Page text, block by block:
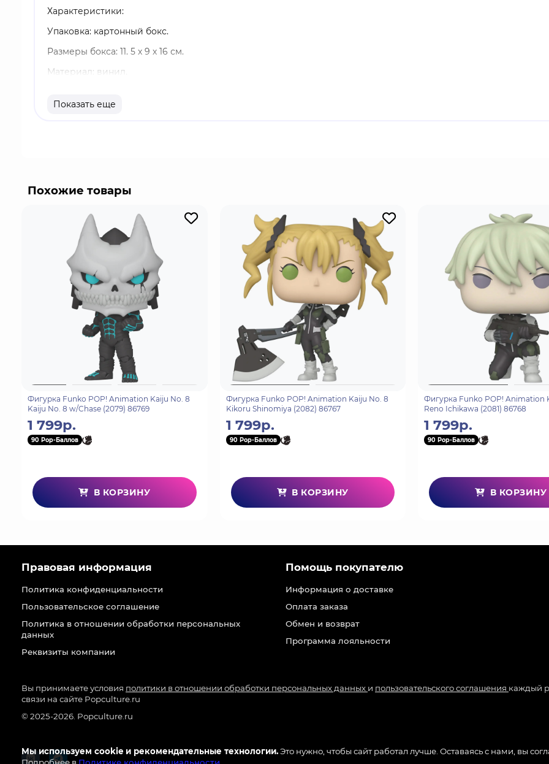
Характеристики:
Упаковка: картонный бокс.
Размеры бокса: 11. 5 х 9 х 16 см.
Материал: винил.
Разработчик/Издатель: Funko.
Показать еще
Похожие товары
Фигурка Funko POP! Animation Kaiju No. 8
Kaiju No. 8 w/Chase (2079) 86769
1 799р.
90 Pop-Баллов
В КОРЗИНУ
Фигурка Funko POP! Animation Kaiju No. 8
Kikoru Shinomiya (2082) 86767
1 799р.
90 Pop-Баллов
В КОРЗИНУ
Фигурка Funko POP! Animation
Reno Ichikawa (2081) 86768
1 799р.
90 Pop-Баллов
В КОРЗИНУ
Мы используем cookie и рекомендательные технологии.Это нужно, чтобы сайт работал лучше. Оставаясь с нами, вы
Правовая информация
Политика конфиденциальности
Пользовательское соглашение
Политика в отношении обработки персональных
данных
Реквизиты компании
Помощь покупателю
Информация о доставке
Оплата заказа
Обмен и возврат
Программа лояльности
Вы принимаете условия политики в отношении обработки персональных данных и пользовательского соглашения каждый
связи на сайте Popculture.ru
© 2025-2026. Popculture.ru